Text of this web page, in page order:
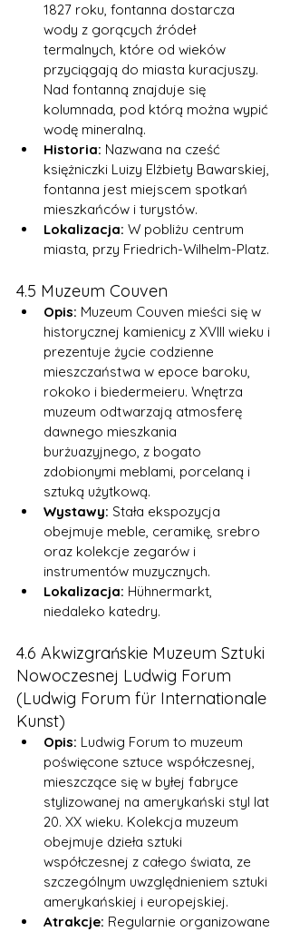
1827 roku, fontanna dostarcza
wody z gorących źródeł
termalnych, które od wieków
przyciągają do miasta kuracjuszy.
Nad fontanną znajduje się
kolumnada, pod którą można wypić
wodę mineralną.
Historia: Nazwana na cześć
księżniczki Luizy Elżbiety Bawarskiej,
fontanna jest miejscem spotkań
mieszkańców i turystów.
Lokalizacja: W pobliżu centrum
miasta, przy Friedrich-Wilhelm-Platz.
4.5 Muzeum Couven
Opis: Muzeum Couven mieści się w
historycznej kamienicy z XVIII wieku i
prezentuje życie codzienne
mieszczaństwa w epoce baroku,
rokoko i biedermeieru. Wnętrza
muzeum odtwarzają atmosferę
dawnego mieszkania
burżuazyjnego, z bogato
zdobionymi meblami, porcelaną i
sztuką użytkową.
Wystawy: Stała ekspozycja
obejmuje meble, ceramikę, srebro
oraz kolekcje zegarów i
instrumentów muzycznych.
Lokalizacja: Hühnermarkt,
niedaleko katedry.
4.6 Akwizgrańskie Muzeum Sztuki
Nowoczesnej Ludwig Forum
(Ludwig Forum für Internationale
Kunst)
Opis: Ludwig Forum to muzeum
poświęcone sztuce współczesnej,
mieszczące się w byłej fabryce
stylizowanej na amerykański styl lat
20. XX wieku. Kolekcja muzeum
obejmuje dzieła sztuki
współczesnej z całego świata, ze
szczególnym uwzględnieniem sztuki
amerykańskiej i europejskiej.
Atrakcje: Regularnie organizowane